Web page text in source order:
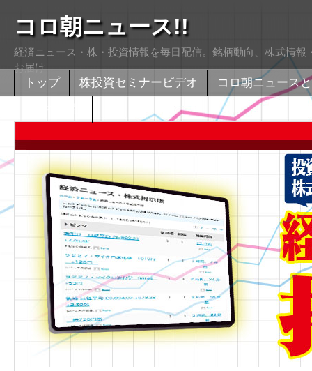
コロ朝ニュース!!
経済ニュース・株・投資情報を毎日配信。銘柄動向、株式情
お届け
トップ 株投資セミナービデオ
コロ朝ニュース